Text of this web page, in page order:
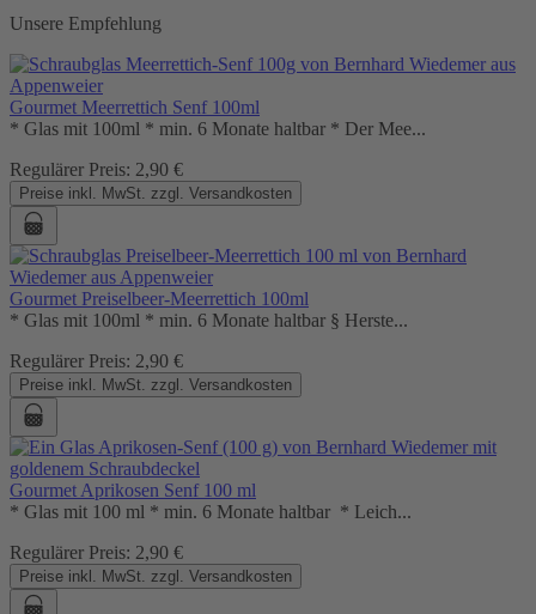
Unsere Empfehlung
Gourmet Meerrettich Senf 100ml
* Glas mit 100ml * min. 6 Monate haltbar * Der Mee...
Regulärer Preis: 2,90 €
Preise inkl. MwSt. zzgl. Versandkosten
Gourmet Preiselbeer-Meerrettich 100ml
* Glas mit 100ml * min. 6 Monate haltbar § Herste...
Regulärer Preis: 2,90 €
Preise inkl. MwSt. zzgl. Versandkosten
Gourmet Aprikosen Senf 100 ml
* Glas mit 100 ml * min. 6 Monate haltbar * Leich...
Regulärer Preis: 2,90 €
Preise inkl. MwSt. zzgl. Versandkosten